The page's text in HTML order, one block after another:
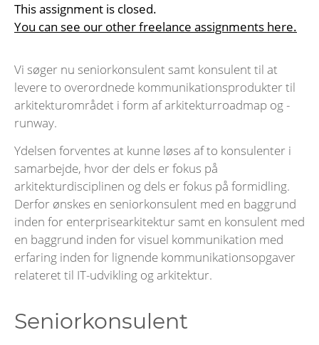
This assignment is closed.
You can see our other freelance assignments here.
Vi søger nu seniorkonsulent samt konsulent til at
levere to overordnede kommunikationsprodukter til
arkitekturområdet i form af arkitekturroadmap og -
runway.
Ydelsen forventes at kunne løses af to konsulenter i
samarbejde, hvor der dels er fokus på
arkitekturdisciplinen og dels er fokus på formidling.
Derfor ønskes en seniorkonsulent med en baggrund
inden for enterprisearkitektur samt en konsulent med
en baggrund inden for visuel kommunikation med
erfaring inden for lignende kommunikationsopgaver
relateret til IT-udvikling og arkitektur.
Seniorkonsulent